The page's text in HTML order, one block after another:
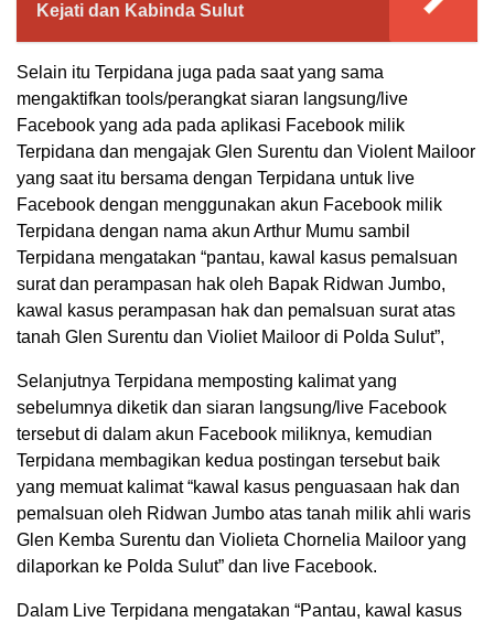
Kejati dan Kabinda Sulut
Selain itu Terpidana juga pada saat yang sama
mengaktifkan tools/perangkat siaran langsung/live
Facebook yang ada pada aplikasi Facebook milik
Terpidana dan mengajak Glen Surentu dan Violent Mailoor
yang saat itu bersama dengan Terpidana untuk live
Facebook dengan menggunakan akun Facebook milik
Terpidana dengan nama akun Arthur Mumu sambil
Terpidana mengatakan “pantau, kawal kasus pemalsuan
surat dan perampasan hak oleh Bapak Ridwan Jumbo,
kawal kasus perampasan hak dan pemalsuan surat atas
tanah Glen Surentu dan Violiet Mailoor di Polda Sulut”,
Selanjutnya Terpidana memposting kalimat yang
sebelumnya diketik dan siaran langsung/live Facebook
tersebut di dalam akun Facebook miliknya, kemudian
Terpidana membagikan kedua postingan tersebut baik
yang memuat kalimat “kawal kasus penguasaan hak dan
pemalsuan oleh Ridwan Jumbo atas tanah milik ahli waris
Glen Kemba Surentu dan Violieta Chornelia Mailoor yang
dilaporkan ke Polda Sulut” dan live Facebook.
Dalam Live Terpidana mengatakan “Pantau, kawal kasus